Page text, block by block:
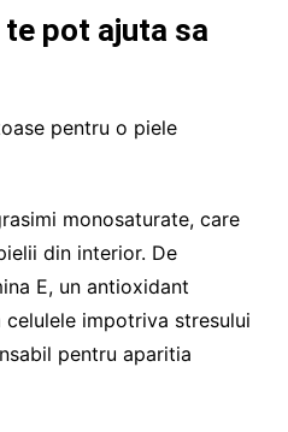
pot ajuta sa
pentru o piele
monosaturate, care
din interior. De
E, un antioxidant
impotriva stresului
pentru aparitia